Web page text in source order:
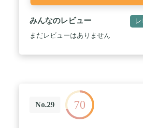
みんなのレビュー
まだレビューはありません
No.29 70